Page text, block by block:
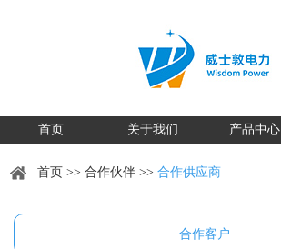
首页 关于我们 产品中心
首页 >>合作伙伴 >>合作供应商
合作客户